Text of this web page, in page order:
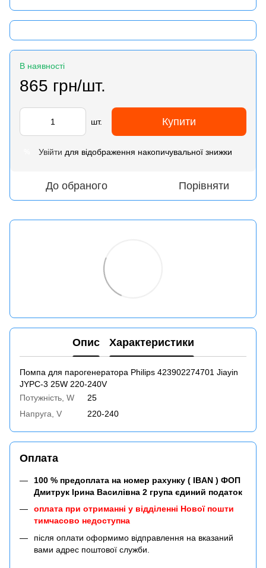
В наявності
865 грн/шт.
шт. Купити
Увійти для відображення накопичувальної знижки
До обраного Порівняти
Опис Характеристики
Помпа для парогенератора Philips 423902274701 Jiayin
JYPC-3 25W 220-240V
Потужність, W
25
Напруга, V
220-240
Оплата
100 % предоплата на номер рахунку ( IBAN ) ФОП
Дмитрук Ірина Василівна 2 група єдиний податок
оплата при отриманні у відділенні Нової пошти
тимчасово недоступна
після оплати оформимо відправлення на вказаний
вами адрес поштової служби.